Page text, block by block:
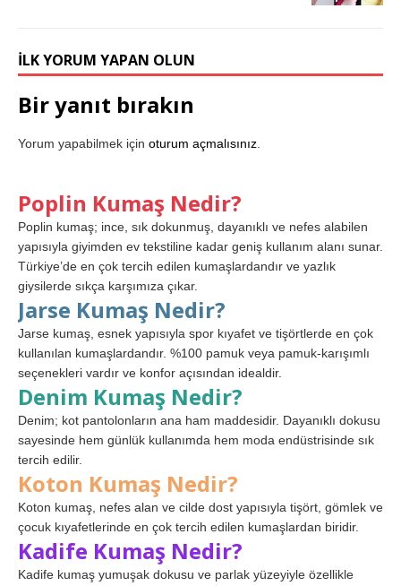
İLK YORUM YAPAN OLUN
Bir yanıt bırakın
Yorum yapabilmek için oturum açmalısınız.
Poplin Kumaş Nedir?
Poplin kumaş; ince, sık dokunmuş, dayanıklı ve nefes alabilen
yapısıyla giyimden ev tekstiline kadar geniş kullanım alanı sunar.
Türkiye’de en çok tercih edilen kumaşlardandır ve yazlık
giysilerde sıkça karşımıza çıkar.
Jarse Kumaş Nedir?
Jarse kumaş, esnek yapısıyla spor kıyafet ve tişörtlerde en çok
kullanılan kumaşlardandır. %100 pamuk veya pamuk-karışımlı
seçenekleri vardır ve konfor açısından idealdir.
Denim Kumaş Nedir?
Denim; kot pantolonların ana ham maddesidir. Dayanıklı dokusu
sayesinde hem günlük kullanımda hem moda endüstrisinde sık
tercih edilir.
Koton Kumaş Nedir?
Koton kumaş, nefes alan ve cilde dost yapısıyla tişört, gömlek ve
çocuk kıyafetlerinde en çok tercih edilen kumaşlardan biridir.
Kadife Kumaş Nedir?
Kadife kumaş yumuşak dokusu ve parlak yüzeyiyle özellikle